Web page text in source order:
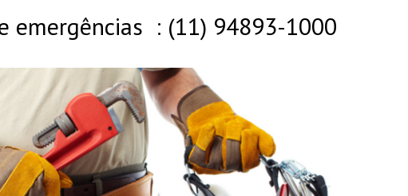
emergências : (11) 94893-1000